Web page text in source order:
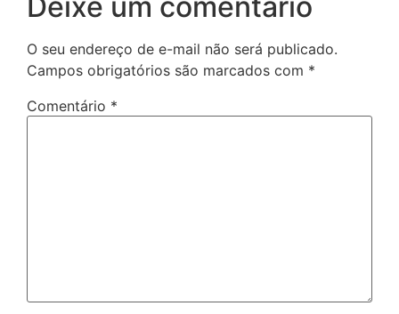
Deixe um comentário
O seu endereço de e-mail não será publicado.
Campos obrigatórios são marcados com *
Comentário *